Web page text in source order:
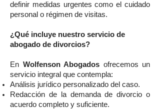
definir medidas urgentes como el cuidado
personal o régimen de visitas.
¿Qué incluye nuestro servicio de
abogado de divorcios?
En Wolfenson Abogados ofrecemos un
servicio integral que contempla:
Análisis jurídico personalizado del caso.
Redacción de la demanda de divorcio o
acuerdo completo y suficiente.